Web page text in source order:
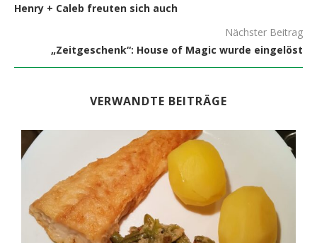
Henry + Caleb freuten sich auch
Nächster Beitrag
„Zeitgeschenk“: House of Magic wurde eingelöst
VERWANDTE BEITRÄGE